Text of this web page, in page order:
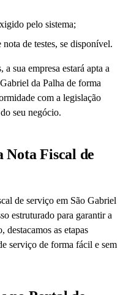
pelo sistema;
nota de testes, se disponível.
a sua empresa estará apta a
da Palha de forma
com a legislação
seu negócio.
Fiscal de
de serviço em São Gabriel
estruturado para garantir a
destacamos as etapas
serviço de forma fácil e sem